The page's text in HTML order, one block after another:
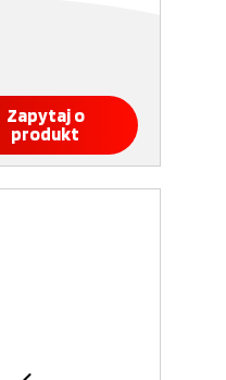
Zapytaj o
produkt